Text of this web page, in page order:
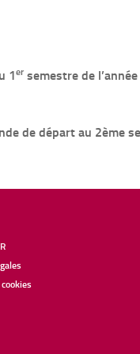
1er semestre de
de départ au 2ème